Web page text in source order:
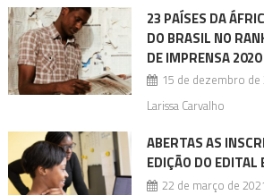
23 PAÍSES DA
DO BRASIL NO
DE IMPRENSA 2020
15 de dezembro de
Larissa Carvalho
ABERTAS AS
EDIÇÃO DO EDITAL
22 de março de